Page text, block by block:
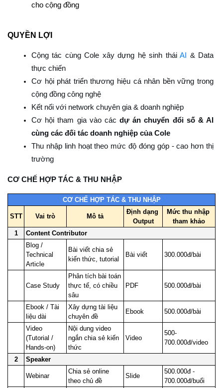
cho cộng đồng
QUYỀN LỢI
Cộng tác cùng Cole xây dựng hệ sinh thái AI
& Data
thực chiến
Cơ hội phát triển thương hiệu cá nhân bền vững trong
cộng đồng công nghệ
Kết nối với network chuyên gia & doanh nghiệp
Cơ hội tham gia vào các dự án chuyển đổi số & AI
cùng các đối tác doanh nghiệp của Cole
Thu nhập linh hoạt theo mức độ đóng góp - cao hơn thị
trường
CƠ CHẾ HỢP TÁC & THU NHẬP
CƠ CHẾ HỢP TÁC & THU NHẬP
STT Vai trò Mô tả
Định dạng
Output
Mức thu nhập
tham khảo
1
Content Contributor
Blog /
Technical
Article
Bài viết chia sẻ
kiến thức, tutorial
Bài viết 300.000đ/bài
Case Study
Phân tích bài toán
thực tế, có chiều
sâu
PDF 500.000đ/bài
Ebook / Tài
liệu dài
Xây dựng tài liệu
chuyên đề
Ebook 500.000đ/bài
Video
(Tutorial /
Hands-on)
Nội dung video
ngắn chia sẻ kiến
thức
Video
500-
700.000đ/video
2 Speaker
Webinar
Chia sẻ online
theo chủ đề
Slide
500.000đ -
700.000đ/buổi